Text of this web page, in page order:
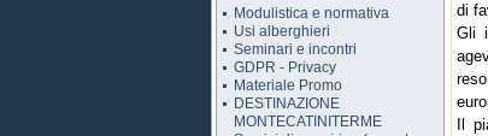
Modulistica e normativa
Usi alberghieri
Seminari e incontri
GDPR - Privacy
Materiale Promo
DESTINAZIONE
MONTECATINITERME
di
Gli
Il